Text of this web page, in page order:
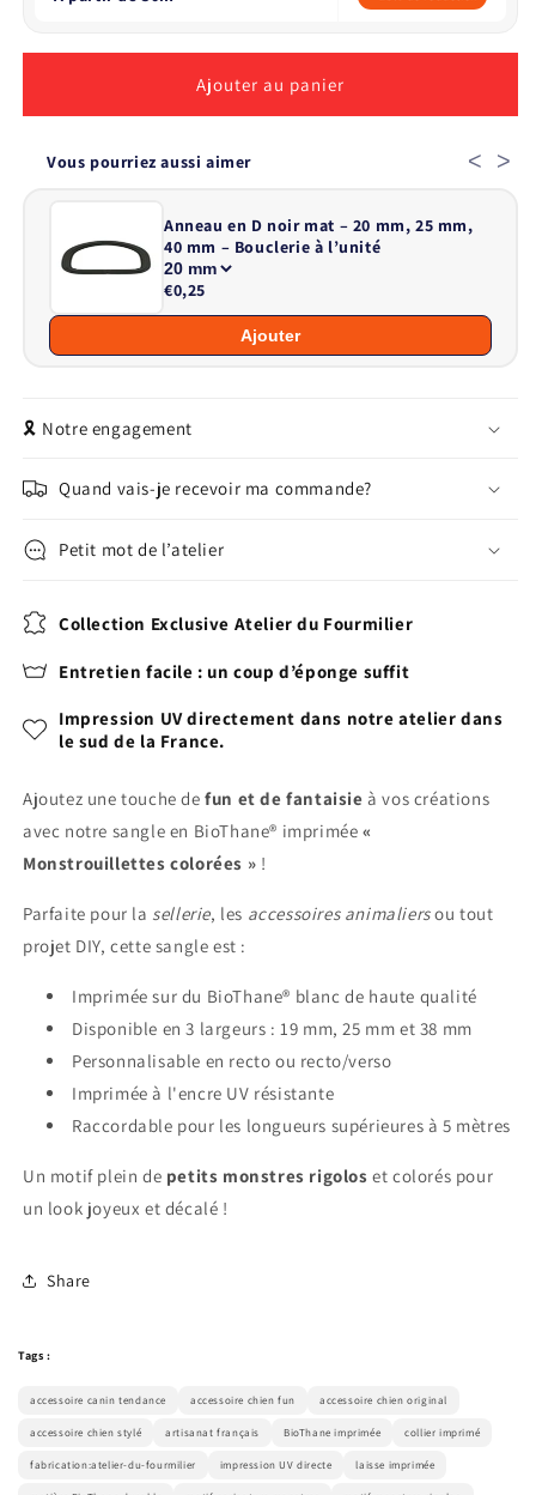
Ajouter au panier
Vous pourriez aussi aimer < >
Anneau en D noir mat – 20 mm, 25 mm,
40 mm – Bouclerie à l’unité
€0,25
Ajouter
🎗️ Notre engagement
Quand vais-je recevoir ma commande?
Petit mot de l’atelier
Collection Exclusive Atelier du Fourmilier
Entretien facile : un coup d’éponge suffit
Impression UV directement dans notre atelier dans
le sud de la France.
Ajoutez une touche defun et de fantaisie à vos créations
avec notre sangle en BioThane® imprimée«
Monstrouillettes colorées » !
Parfaite pour la sellerie, les accessoires animaliersou tout
projet DIY, cette sangle est :
Imprimée sur du BioThane® blanc de haute qualité
Disponible en 3 largeurs : 19 mm, 25 mm et 38 mm
Personnalisable en recto ou recto/verso
Imprimée à l'encre UV résistante
Raccordable pour les longueurs supérieures à 5 mètres
Un motif plein de petits monstres rigolos et colorés pour
un look joyeux et décalé !
Share
Tags :
accessoire canin tendance accessoire chien fun accessoire chien original
accessoire chien stylé artisanat français BioThane imprimée collier imprimé
fabrication:atelier-du-fourmilier impression UV directe laisse imprimée